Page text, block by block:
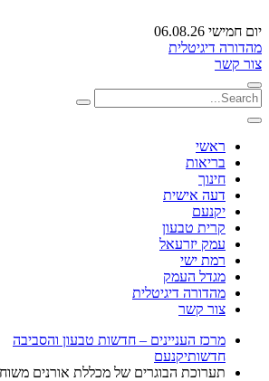
יום חמישי 06.08.26
מהדורה דיגיטלית
צור קשר
ראשי
בריאות
חינוך
דעה אישית
יקנעם
קרית טבעון
עמק יזרעאל
רמת ישי
מגדל העמק
מהדורה דיגיטלית
צור קשר
מרכז העניינים – חדשות טבעון והסביבה
חדשותיקנעם
תערוכת הבוגרים של מכללת אורנים